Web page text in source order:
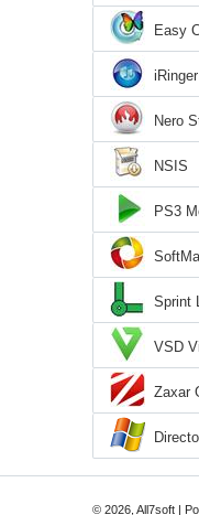
Easy
iRinger
Nero
NSIS
PS3
Sprint
VSD
Zaxar
© 2026, All7soft |